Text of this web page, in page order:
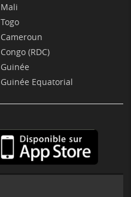
Mali
Togo
Cameroun
Congo (RDC)
Guinée
Guinée Equatorial